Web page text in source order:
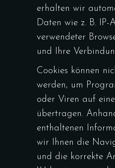
erhalten wir
Daten wie z. B. IP-
verwendeter
und Ihre
Cookies können
werden, um
oder Viren auf
übertragen.
enthaltenen
wir Ihnen die
und die korrekte